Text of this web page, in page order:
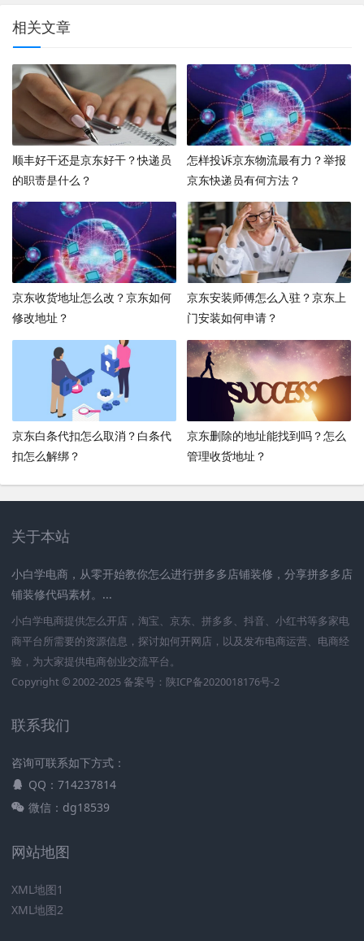
相关文章
顺丰好干还是京东好干？快递员
的职责是什么？
怎样投诉京东物流最有力？举报
京东快递员有何方法？
京东收货地址怎么改？京东如何
修改地址？
京东安装师傅怎么入驻？京东上
门安装如何申请？
京东白条代扣怎么取消？白条代
扣怎么解绑？
京东删除的地址能找到吗？怎么
管理收货地址？
关于本站
小白学电商，从零开始教你怎么进行拼多多店铺装修，分享拼多多店
铺装修代码素材。...
小白学电商提供怎么开店，淘宝、京东、拼多多、抖音、小红书等多家电
商平台所需要的资源信息，探讨如何开网店，以及发布电商运营、电商经
验，为大家提供电商创业交流平台。
Copyright © 2002-2025 备案号： 陕ICP备2020018176号-2
联系我们
咨询可联系如下方式：
QQ：714237814
微信：dg18539
网站地图
XML地图1
XML地图2